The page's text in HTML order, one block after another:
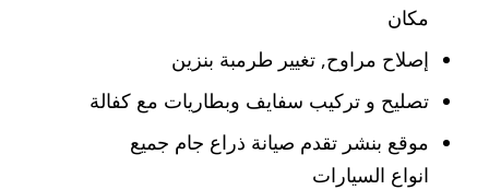
مكان
إصلاح مراوح, تغيير طرمبة بنزين
تصليح و تركيب سفايف وبطاريات مع كفالة
موقع بنشر تقدم صيانة ذراع جام جميع
انواع السيارات